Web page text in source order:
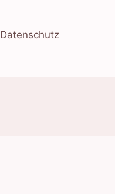
Datenschutz